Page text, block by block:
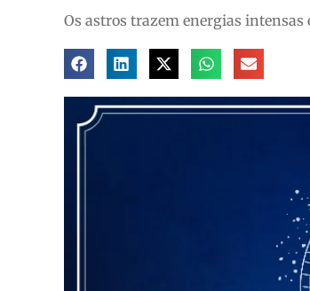
Os astros trazem energias